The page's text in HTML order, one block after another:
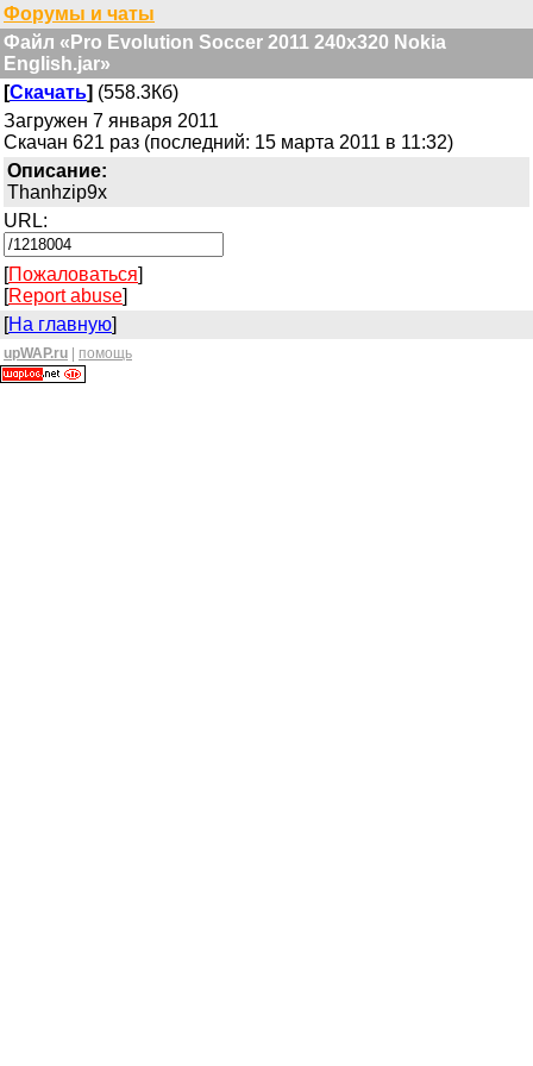
Форумы и чаты
Файл «Pro Evolution Soccer 2011 240x320 Nokia
English.jar»
[Скачать] (558.3Кб)
Загружен 7 января 2011
Скачан 621 раз (последний: 15 марта 2011 в 11:32)
Описание:
Thanhzip9x
URL:
[Пожаловаться]
[Report abuse]
[На главную]
upWAP.ru помощь